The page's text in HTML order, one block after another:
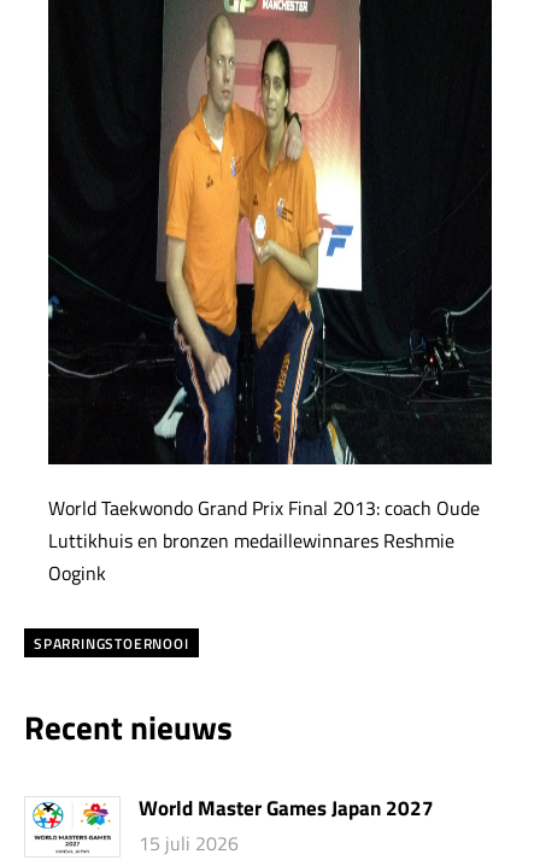
World Taekwondo Grand Prix Final 2013: coach Oude
Luttikhuis en bronzen medaillewinnares Reshmie
Oogink
SPARRINGSTOERNOOI
Recent nieuws
World Master Games Japan 2027
15 juli 2026